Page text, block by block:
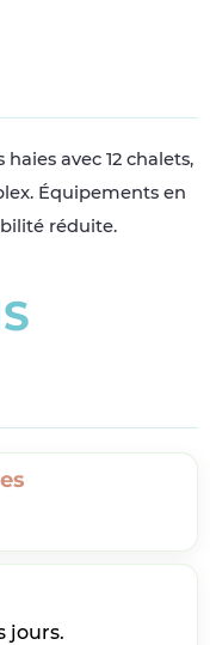
avec 12 chalets,
Équipements en
réduite.
S
jours.